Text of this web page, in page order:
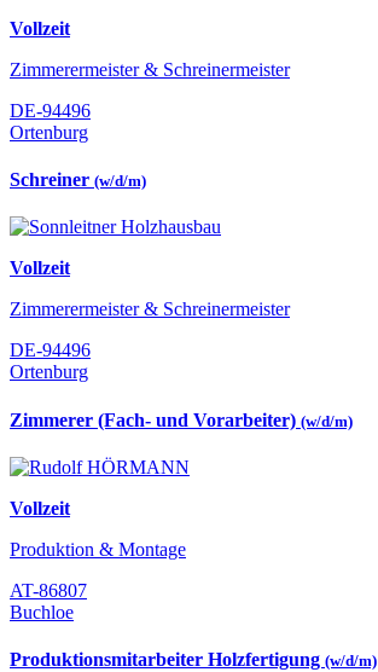
Vollzeit
Zimmerermeister & Schreinermeister
DE-94496
Ortenburg
Schreiner (w/d/m)
Vollzeit
Zimmerermeister & Schreinermeister
DE-94496
Ortenburg
Zimmerer (Fach- und Vorarbeiter) (w/d/m)
Vollzeit
Produktion & Montage
AT-86807
Buchloe
Produktionsmitarbeiter Holzfertigung (w/d/m)